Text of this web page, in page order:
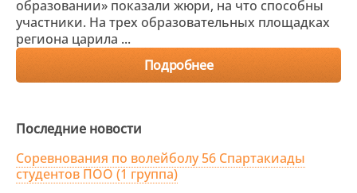
образовании» показали жюри, на что способны
участники. На трех образовательных площадках
региона царила ...
Подробнее
Последние новости
Соревнования по волейболу 56 Спартакиады
студентов ПОО (1 группа)